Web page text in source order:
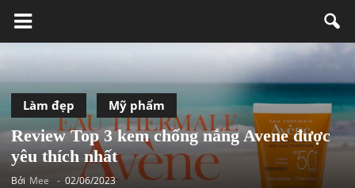
Làm đẹp Mỹ phẩm
Review Top 3 kem chống nắng Avene được
yêu thích nhất
Bởi Mee - 02/06/2023